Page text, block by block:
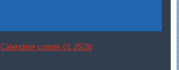
Calendrier comité 01 25/26